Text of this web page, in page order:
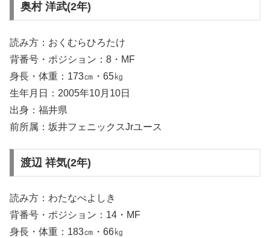
奥村 洋武(2年)
読み方：おくむらひろたけ
背番号・ポジション：8・MF
身長・体重：173㎝・65㎏
生年月日：2005年10月10日
出身：福井県
前所属：坂井フェニックスJrユース
渡辺 祥気(2年)
読み方：わたなべよしき
背番号・ポジション：14・MF
身長・体重：183㎝・66㎏